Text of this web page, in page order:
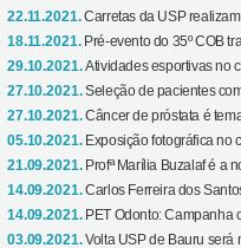
22.11.2021.Carretas da USP
18.11.2021. Pré-evento do 35º COB
29.10.2021.Atividades esportivas no
27.10.2021.Seleção de pacientes
27.10.2021.Câncer de próstata é
05.10.2021. Exposição fotográfica no
21.09.2021. Profª Marília Buzalaf é a
14.09.2021.Carlos Ferreira dos
14.09.2021. PET Odonto: Campanha
03.09.2021.Volta USP de Bauru será